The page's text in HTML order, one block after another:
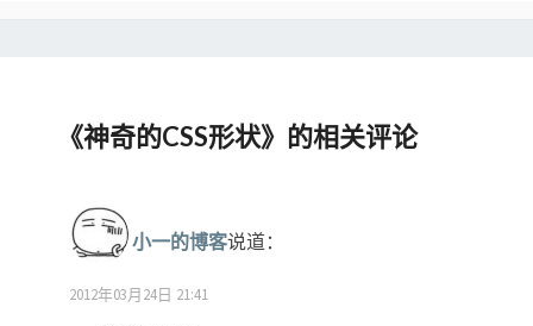
《神奇的CSS形状》的相关评论
小一的博客说道：
2012年03月24日 21:41